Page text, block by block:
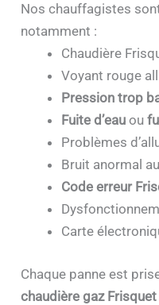
Nos chauffagistes
notamment :
Chaudière
Voyant rouge
Pression trop
Fuite d’eauou
Problèmes
Bruit anormal
Code erreur
Carte
Chaque panne est
chaudière gaz Frisquet